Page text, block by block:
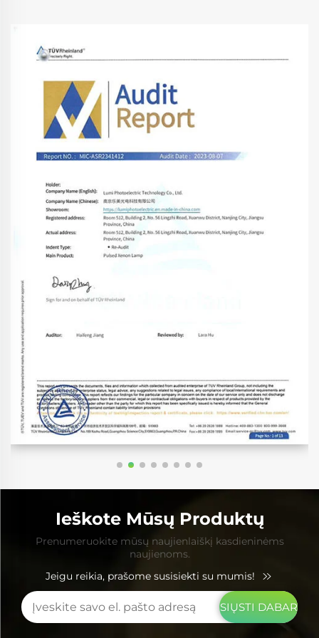
Ieškote Mūsų Produktų
Prenumeruokite mūsų naujienlaiškį kasdieninėms
naujienoms.
Jeigu reikia, prašome susisiekti su mumis!
SIŲSTI DABAR